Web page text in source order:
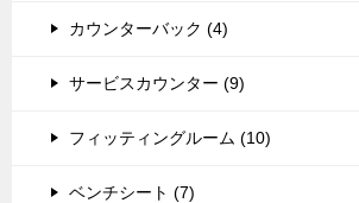
カウンターバック (4)
サービスカウンター (9)
フィッティングルーム (10)
ベンチシート (7)